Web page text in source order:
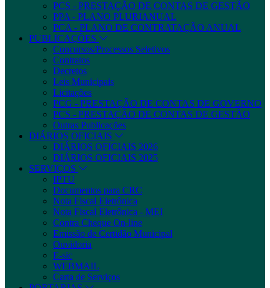
PCS - PRESTAÇÃO DE CONTAS DE GESTÃO
PPA - PLANO PLURIANUAL
PCA - PLANO DE CONTRATAÇÃO ANUAL
PUBLICAÇÕES
Concursos/Processos Seletivos
Contratos
Decretos
Leis Municipais
Licitações
PCG - PRESTAÇÃO DE CONTAS DE GOVERNO
PCS - PRESTAÇÃO DE CONTAS DE GESTÃO
Outras Publicações
DIÁRIOS OFICIAIS
DIÁRIOS OFICIAIS 2026
DIÁRIOS OFICIAIS 2025
SERVIÇOS
IPTU
Documentos para CRC
Nota Fiscal Eletrônica
Nota Fiscal Eletrônica - MEI
Contra Cheque On-line
Emissão de Certidão Municipal
Ouvidoria
E-sic
WEBMAIL
Carta de Serviços